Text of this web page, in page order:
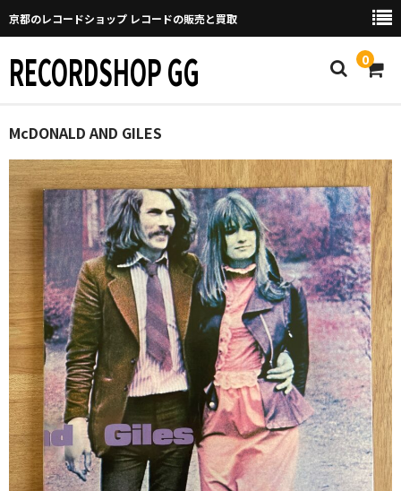
京都のレコードショップ レコードの販売と買取
RECORDSHOP GG 0
Home
マイページ
GGについて
買取について
取り置きなどについて
Categories
New Arrivals
新譜
GG RECORD （当店のレーベル）
全商品
McDONALD AND GILES